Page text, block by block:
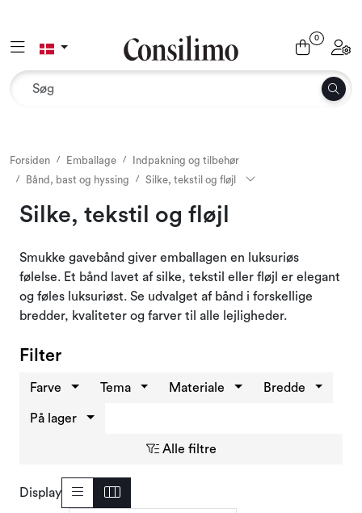
Toggle navigation
0
Forsiden Emballage
Indpakning og tilbehør
Bånd, bast og hyssing
Silke, tekstil og fløjl
Silke, tekstil og fløjl
Smukke gavebånd giver emballagen en luksuriøs
følelse. Et bånd lavet af silke, tekstil eller fløjl er elegant
og føles luksuriøst. Se udvalget af bånd i forskellige
bredder, kvaliteter og farver til alle lejligheder.
Filter
Farve Tema Materiale Bredde
På lager
Alle filtre
Display
Udemiljø
Tilbehør